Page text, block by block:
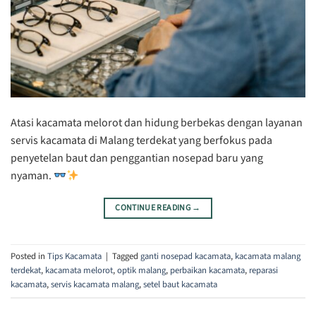
Atasi kacamata melorot dan hidung berbekas dengan layanan
servis kacamata di Malang terdekat yang berfokus pada
penyetelan baut dan penggantian nosepad baru yang
nyaman.
CONTINUE READING →
Posted in Tips Kacamata | Tagged ganti nosepad kacamata, kacamata malang
terdekat, kacamata melorot,optik malang, perbaikan kacamata, reparasi
kacamata,servis kacamata malang,setel baut kacamata